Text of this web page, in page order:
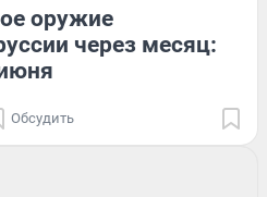
оружие
через месяц:
Обсудить